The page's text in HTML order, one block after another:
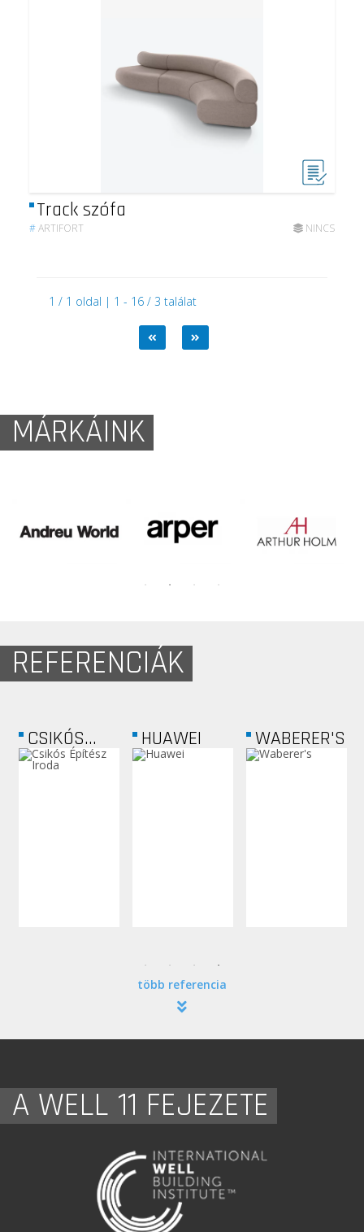
Track szófa
#ARTIFORT NINCS
1 / 1 oldal | 1 - 16 / 3 találat
MÁRKÁINK
REFERENCIÁK
CSIKÓS... HUAWEI WABERER'S
több referencia
A WELL 11 FEJEZETE